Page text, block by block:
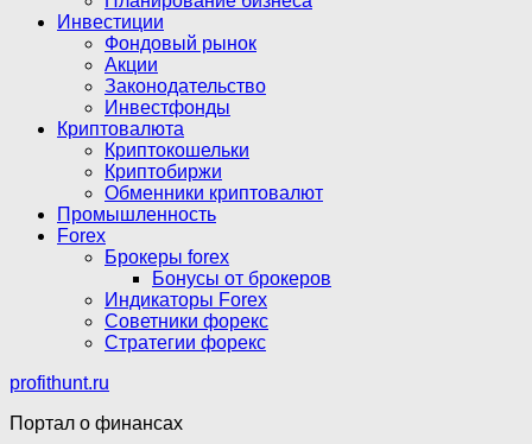
Инвестиции
Фондовый рынок
Акции
Законодательство
Инвестфонды
Криптовалюта
Криптокошельки
Криптобиржи
Обменники криптовалют
Промышленность
Forex
Брокеры forex
Бонусы от брокеров
Индикаторы Forex
Советники форекс
Стратегии форекс
profithunt.ru
Портал о финансах